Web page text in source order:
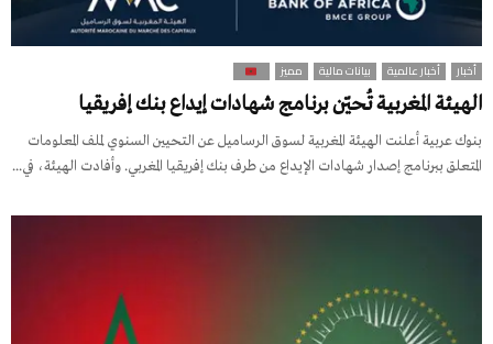
أخبار أخبار عالمية بيانات مالية مميز
الهيئة المغربية تُحيّن برنامج شهادات إيداع بنك إفريقيا
بنوك عربية أعلنت الهيئة المغربية لسوق الرساميل عن التحيين السنوي لملف المعلومات
المتعلق ببرنامج إصدار شهادات الإيداع من طرف بنك إفريقيا المغربي. وأفادت الهيئة، في...